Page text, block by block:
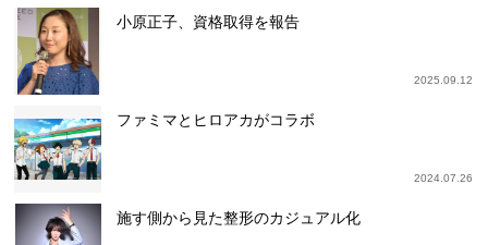
小原正子、資格取得を報告
2025.09.12
ファミマとヒロアカがコラボ
2024.07.26
施す側から見た整形のカジュアル化